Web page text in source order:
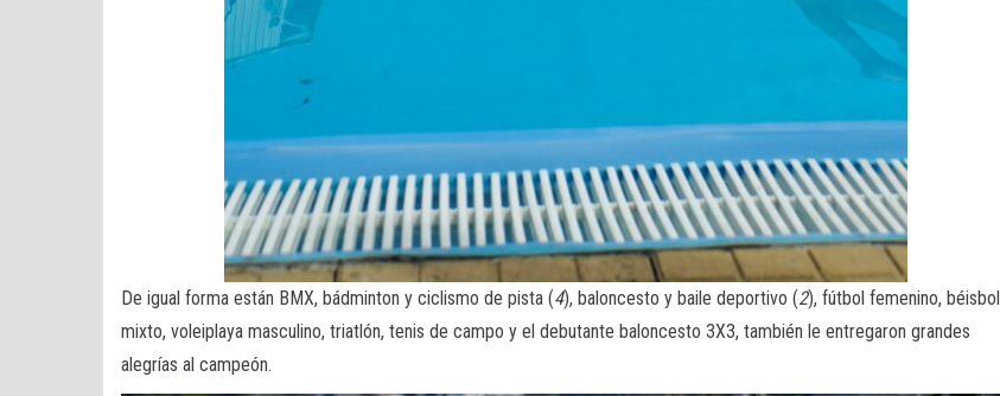
De igual forma están BMX, bádminton y ciclismo de pista (4), baloncesto y baile deportivo (2), fútbol femenino, béisbol
mixto, voleiplaya masculino, triatlón, tenis de campo y el debutante baloncesto 3X3, también le entregaron grandes
alegrías al campeón.